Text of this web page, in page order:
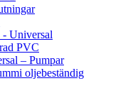
Universal
PVC
– Pumpar
oljebeständig